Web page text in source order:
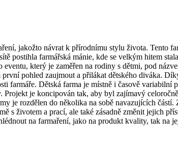
jakožto návrat k přírodnímu stylu života. Tento
postihla farmářská mánie, kde se velkým hitem
který je zaměřen na rodiny s dětmi, pod
pohled zaujmout a přilákat dětského diváka.
farmáře. Dětská farma je místně i časově
je koncipován tak, aby byl zajímavý
je rozdělen do několika na sobě navazujících
s životem a prací, ale také zásadně změnit jejich
na farmaření, jako na produkt kvality, tak na